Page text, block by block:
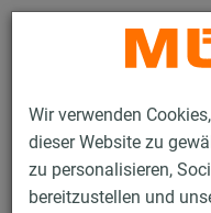
Wir verwenden
dieser Website zu
zu personalisieren,
bereitzustellen und